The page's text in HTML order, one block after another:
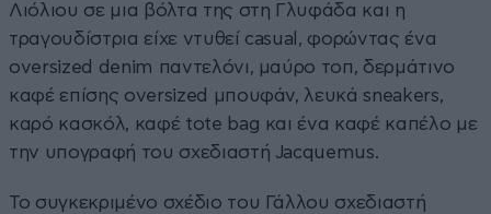
Λιόλιου σε μια βόλτα της στη Γλυφάδα και η
τραγουδίστρια είχε ντυθεί casual, φορώντας ένα
oversized denim παντελόνι, μαύρο τοπ, δερμάτινο
καφέ επίσης oversized μπουφάν, λευκά sneakers,
καρό κασκόλ, καφέ tote bag και ένα καφέ καπέλο με
την υπογραφή του σχεδιαστή Jacquemus.
Το συγκεκριμένο σχέδιο του Γάλλου σχεδιαστή